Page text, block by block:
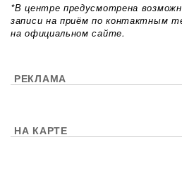
*В центре предусмотрена
записи на приём по контактным
на официальном сайте.
РЕКЛАМА
НА КАРТЕ